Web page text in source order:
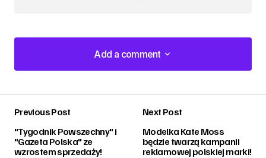
Add a comment
Add a comment
Previous Post
"Tygodnik Powszechny" i
"Gazeta Polska" ze
wzrostem sprzedaży!
Next Post
Modelka Kate Moss
będzie twarzą kampanii
reklamowej polskiej marki!